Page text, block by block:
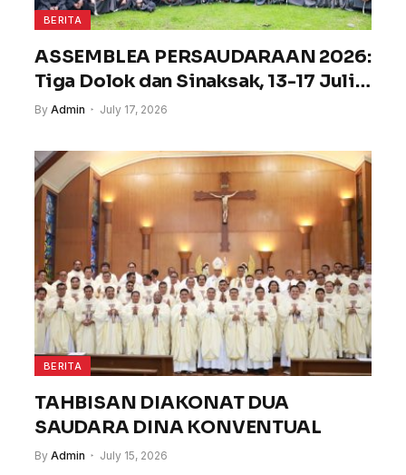
BERITA
ASSEMBLEA PERSAUDARAAN 2026:
Tiga Dolok dan Sinaksak, 13-17 Juli
2026
By Admin July 17, 2026
BERITA
TAHBISAN DIAKONAT DUA
SAUDARA DINA KONVENTUAL
By Admin July 15, 2026